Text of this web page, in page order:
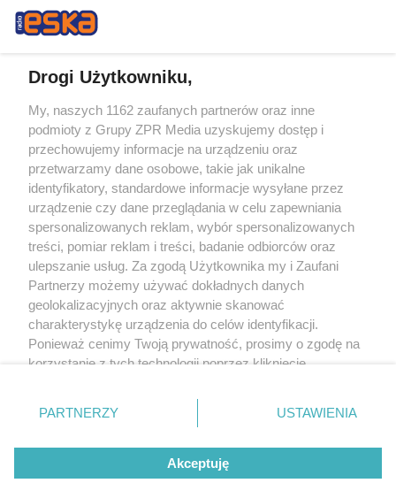
Żaden utwór zamieszczony w serwisie nie może być powielany i
rozpowszechniany lub dalej rozpowszechniany w jakikolwiek sposób (w
tym także elektroniczny lub mechaniczny) na jakimkolwiek polu
eksploatacji w jakiejkolwiek formie, włącznie z umieszczaniem w Internecie
bez pisemnej zgody właściciela praw. Jakiekolwiek użycie lub
wykorzystanie utworów w całości lub w części z naruszeniem prawa, tzn.
bez właściwej zgody, jest zabronione pod groźbą kary i może być ścigane
prawnie.
O nas
Drogi Użytkowniku,
My, naszych 1162 zaufanych partnerów oraz inne
podmioty z Grupy ZPR Media uzyskujemy dostęp i
przechowujemy informacje na urządzeniu oraz
przetwarzamy dane osobowe, takie jak unikalne
identyfikatory, standardowe informacje wysyłane przez
urządzenie czy dane przeglądania w celu zapewniania
spersonalizowanych reklam, wybór spersonalizowanych
treści, pomiar reklam i treści, badanie odbiorców oraz
ulepszanie usług. Za zgodą Użytkownika my i Zaufani
Partnerzy możemy używać dokładnych danych
geolokalizacyjnych oraz aktywnie skanować
charakterystykę urządzenia do celów identyfikacji.
Ponieważ cenimy Twoją prywatność, prosimy o zgodę na
korzystanie z tych technologii poprzez kliknięcie
zmienić/wycofać klikając przycisk ustawień prywatności
znajdujący się w lewym dolnym rogu strony
rodzaje przetwarzania danych nie wymagają zgody
użytkownika, ale masz prawo sprzeciwić się takiemu
PARTNERZY USTAWIENIA
Akceptuję